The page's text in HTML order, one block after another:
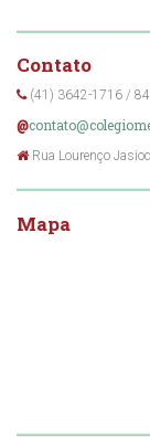
Contato
(41) 3642-1716 /
@
Rua Lourenço
Mapa